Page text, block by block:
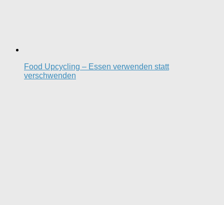
Food Upcycling – Essen verwenden statt
verschwenden